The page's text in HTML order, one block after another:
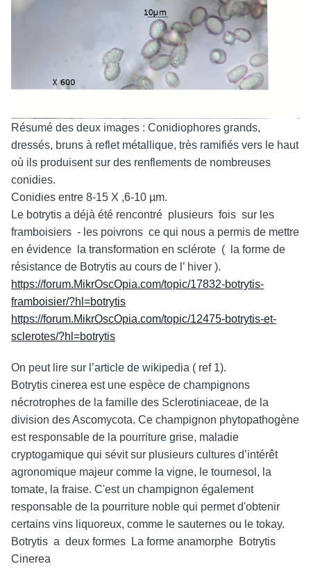
Résumé des deux images : Conidiophores grands,
dressés, bruns à reflet métallique, très ramifiés vers le haut
où ils produisent sur des renflements de nombreuses
conidies.
Conidies entre 8-15 X ,6-10 µm.
Le botrytis a déjà été rencontré plusieurs fois sur les
framboisiers - les poivrons ce qui nous a permis de mettre
en évidence la transformation en sclérote ( la forme de
résistance de Botrytis au cours de l’ hiver ).
https://forum.MikrOscOpia.com/topic/17832-botrytis-
framboisier/?hl=botrytis
https://forum.MikrOscOpia.com/topic/12475-botrytis-et-
sclerotes/?hl=botrytis
On peut lire sur l’article de wikipedia ( ref 1).
Botrytis cinerea est une espèce de champignons
nécrotrophes de la famille des Sclerotiniaceae, de la
division des Ascomycota. Ce champignon phytopathogène
est responsable de la pourriture grise, maladie
cryptogamique qui sévit sur plusieurs cultures d’intérêt
agronomique majeur comme la vigne, le tournesol, la
tomate, la fraise. C'est un champignon également
responsable de la pourriture noble qui permet d'obtenir
certains vins liquoreux, comme le sauternes ou le tokay.
Botrytis a deux formes La forme anamorphe Botrytis
Cinerea